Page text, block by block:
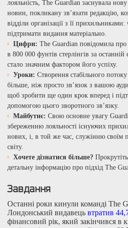
лояльність, The Guardian заснувала нову
новин, покликану зв’язати редакцію,
відділи організації з її
підтримати видання матеріально.
Цифри: The Guardian повідомила
в 800 000 фунтів стерлінгів за
стало значним фактором його успіху.
Уроки: Створення стабільного
більше, ніж просто зв’язок з вашою
щоб зробити ще один крок вперед і
допомогою цього зворотного зв’язку.
Майбутнє: Свою основне увагу
збереженню лояльності існуючих
нових, і, в той же час, служінню своїм
світу.
Хочете дізнатися більше?
детальну інформацію про підхід The
Завдання
Останні роки кинули команді The
Лондонський видавець втратив
фінансовий рік, який закінчився в